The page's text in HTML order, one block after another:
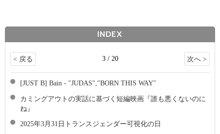
INDEX
< 戻る 3 / 20 次へ >
[JUST B] Bain - "JUDAS","BORN THIS WAY"
カミングアウトの実話に基づく短編映画『誰も悪くないのに
ね』
2025年3月31日トランスジェンダー可視化の日